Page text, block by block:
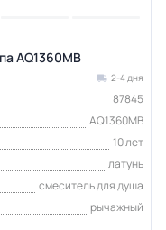
AQ1360MB
2-4 дня
87845
AQ1360MB
10 лет
латунь
смеситель для душа
рычажный